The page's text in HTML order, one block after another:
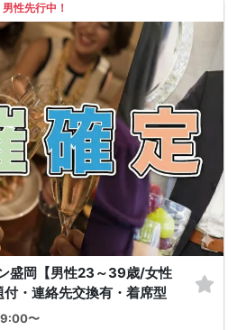
男性先行中！
盛岡【男性23～39歳/女性
・連絡先交換有・着席型
〜